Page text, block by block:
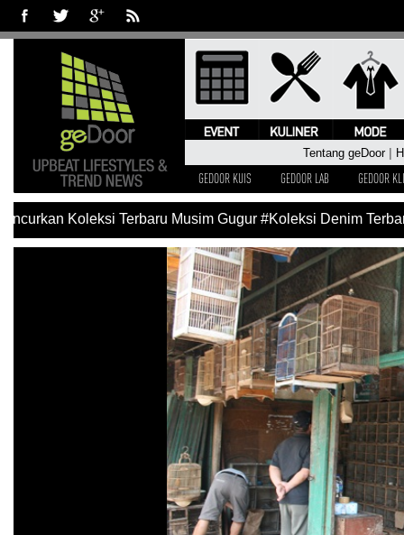
Tentang geDoor|
GEDOOR KUIS GEDOOR LAB GEDOOR
Koleksi Terbaru Musim Gugur #Koleksi Denim Terbaru